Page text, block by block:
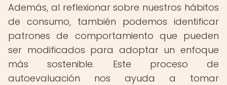
Además, al reflexionar sobre nuestros hábitos
de consumo, también podemos identificar
patrones de comportamiento que pueden
ser modificados para adoptar un enfoque
más sostenible. Este proceso de
autoevaluación nos ayuda a tomar